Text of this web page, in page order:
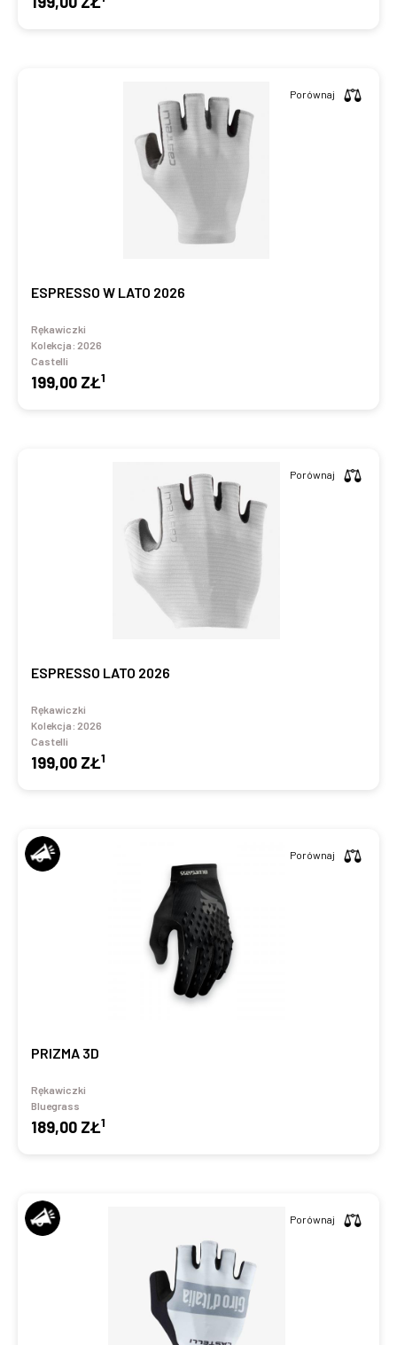
ESPRESSO W LATO 2026
Rękawiczki
Kolekcja: 2026
Castelli
199,00 ZŁ1
Porównaj
ESPRESSO LATO 2026
Rękawiczki
Kolekcja: 2026
Castelli
199,00 ZŁ1
Porównaj
PRIZMA 3D
Rękawiczki
Bluegrass
189,00 ZŁ1
Porównaj
Porównaj